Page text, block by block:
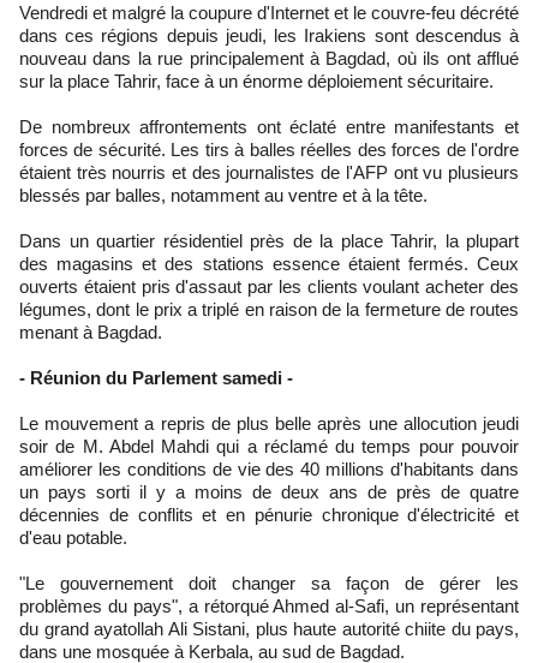
Vendredi et malgré la coupure d'Internet et le couvre-feu décrété
dans ces régions depuis jeudi, les Irakiens sont descendus à
nouveau dans la rue principalement à Bagdad, où ils ont afflué
sur la place Tahrir, face à un énorme déploiement sécuritaire.
De nombreux affrontements ont éclaté entre manifestants et
forces de sécurité. Les tirs à balles réelles des forces de l'ordre
étaient très nourris et des journalistes de l'AFP ont vu plusieurs
blessés par balles, notamment au ventre et à la tête.
Dans un quartier résidentiel près de la place Tahrir, la plupart
des magasins et des stations essence étaient fermés. Ceux
ouverts étaient pris d'assaut par les clients voulant acheter des
légumes, dont le prix a triplé en raison de la fermeture de routes
menant à Bagdad.
- Réunion du Parlement samedi -
Le mouvement a repris de plus belle après une allocution jeudi
soir de M. Abdel Mahdi qui a réclamé du temps pour pouvoir
améliorer les conditions de vie des 40 millions d'habitants dans
un pays sorti il y a moins de deux ans de près de quatre
décennies de conflits et en pénurie chronique d'électricité et
d'eau potable.
"Le gouvernement doit changer sa façon de gérer les
problèmes du pays", a rétorqué Ahmed al-Safi, un représentant
du grand ayatollah Ali Sistani, plus haute autorité chiite du pays,
dans une mosquée à Kerbala, au sud de Bagdad.